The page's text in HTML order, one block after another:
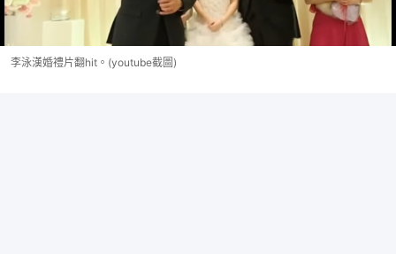
李泳漢婚禮片翻hit。(youtube截圖)